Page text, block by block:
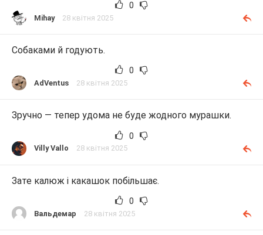
0
Mihay 28 квітня 2025
Собаками й годують.
0
AdVentus 28 квітня 2025
Зручно — тепер удома не буде жодного мурашки.
0
Villy Vallo 28 квітня 2025
Зате калюж і какашок побільшає.
0
Вальдемар 28 квітня 2025